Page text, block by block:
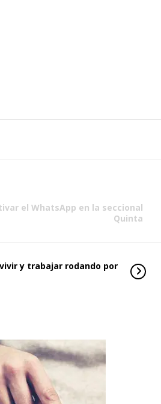
el WhatsApp en la seccional
Quinta
y trabajar rodando por